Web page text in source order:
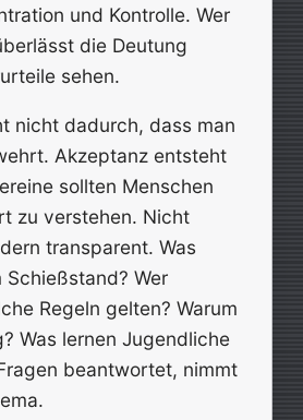
und Kontrolle. Wer
die Deutung
sehen.
nicht dadurch, dass man
Akzeptanz entsteht
sollten Menschen
zu verstehen. Nicht
transparent. Was
Wer
Regeln gelten? Warum
Was lernen Jugendliche
beantwortet, nimmt